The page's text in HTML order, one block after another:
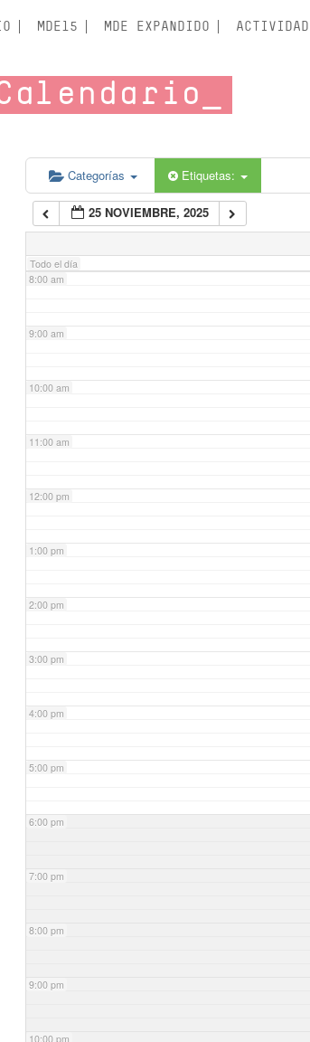
MDE15 MDE EXPANDIDO
Categorías Etiquetas:
25 NOVIEMBRE, 2025
Todo el día
5:00 am
6:00 am
7:00 am
8:00 am
9:00 am
10:00 am
11:00 am
12:00 pm
1:00 pm
2:00 pm
3:00 pm
4:00 pm
5:00 pm
6:00 pm
7:00 pm
8:00 pm
9:00 pm
10:00 pm